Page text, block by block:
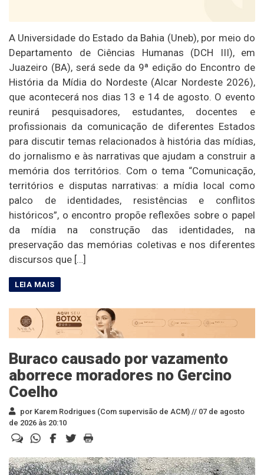
A Universidade do Estado da Bahia (Uneb), por meio do
Departamento de Ciências Humanas (DCH III), em
Juazeiro (BA), será sede da 9ª edição do Encontro de
História da Mídia do Nordeste (Alcar Nordeste 2026),
que acontecerá nos dias 13 e 14 de agosto. O evento
reunirá pesquisadores, estudantes, docentes e
profissionais da comunicação de diferentes Estados
para discutir temas relacionados à história das mídias,
do jornalismo e às narrativas que ajudam a construir a
memória dos territórios. Com o tema “Comunicação,
territórios e disputas narrativas: a mídia local como
palco de identidades, resistências e conflitos
históricos”, o encontro propõe reflexões sobre o papel
da mídia na construção das identidades, na
preservação das memórias coletivas e nos diferentes
discursos que […]
Buraco causado por vazamento
aborrece moradores no Gercino
Coelho
por Karem Rodrigues (Com supervisão de ACM) // 07 de agosto
de 2026 às 20:10